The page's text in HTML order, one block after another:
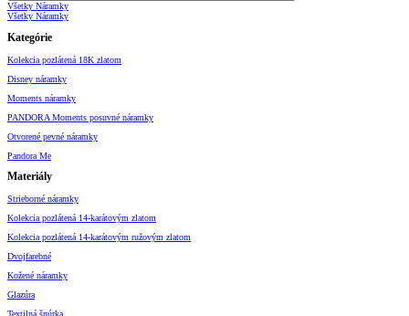
Všetky Náramky
Všetky Náramky
Kategórie
Kolekcia pozlátená 18K zlatom
Disney náramky
Moments náramky
PANDORA Moments posuvné náramky
Otvorené pevné náramky
Pandora Me
Materiály
Strieborné náramky
Kolekcia pozlátená 14-karátovým zlatom
Kolekcia pozlátená 14-karátovým ružovým zlatom
Dvojfarebné
Kožené náramky
Glazúra
Textilná šnúrka